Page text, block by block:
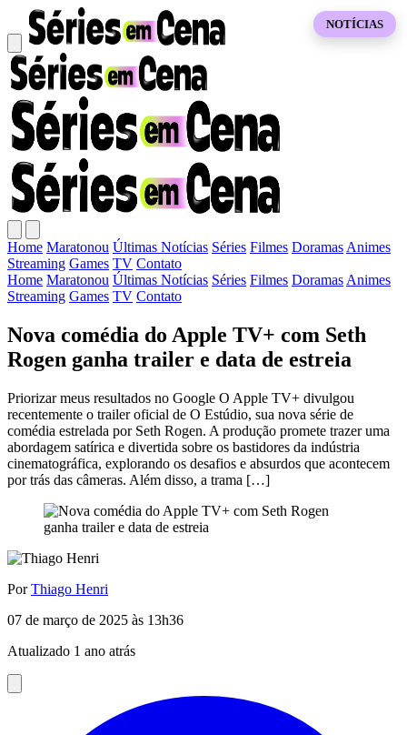
Home Maratonou Últimas Notícias Séries Filmes Doramas Animes
Streaming Games TV Contato
Home Maratonou Últimas Notícias Séries Filmes Doramas Animes
Streaming Games TV Contato
Nova comédia do Apple TV+ com Seth
Rogen ganha trailer e data de estreia
Priorizar meus resultados no Google O Apple TV+ divulgou
recentemente o trailer oficial de O Estúdio, sua nova série de
comédia estrelada por Seth Rogen. A produção promete trazer uma
abordagem satírica e divertida sobre os bastidores da indústria
cinematográfica, explorando os desafios e absurdos que acontecem
por trás das câmeras. Além disso, a trama […]
NOTÍCIAS
PorThiago Henri
07 de março de 2025 às 13h36
Atualizado 1 ano atrás